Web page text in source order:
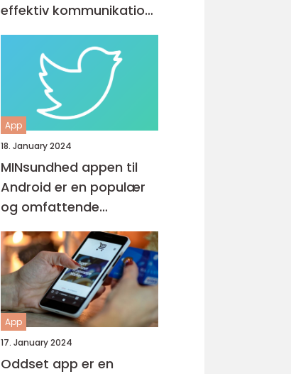
effektiv kommunikation
og produktivitet
App
18. January 2024
MINsundhed appen til
Android er en populær
og omfattende
sundhedsapp, der giver
brugerne mulighed for
at overvåge og
forbedre deres generelle
helbred og velvære
App
17. January 2024
Oddset app er en